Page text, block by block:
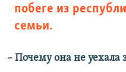
побеге из
семьи.
– Почему она не уехала